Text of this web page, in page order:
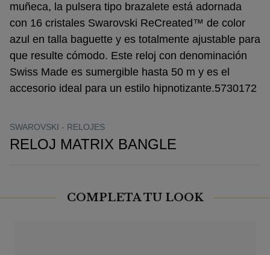
muñeca, la pulsera tipo brazalete está adornada
con 16 cristales Swarovski ReCreated™ de color
azul en talla baguette y es totalmente ajustable para
que resulte cómodo. Este reloj con denominación
Swiss Made es sumergible hasta 50 m y es el
accesorio ideal para un estilo hipnotizante.5730172
SWAROVSKI - RELOJES
RELOJ MATRIX BANGLE
COMPLETA TU LOOK